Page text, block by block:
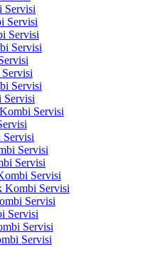
Servisi
Servisi
Servisi
Servisi
Servisi
Servisi
Servisi
Servisi
Servisi
Kombi Servisi
Servisi
Servisi
Servisi
Servisi